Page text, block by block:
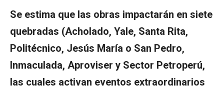
Se estima que las obras impactarán en siete
quebradas (Acholado, Yale, Santa Rita,
Politécnico, Jesús María o San Pedro,
Inmaculada, Aproviser y Sector Petroperú,
las cuales activan eventos extraordinarios